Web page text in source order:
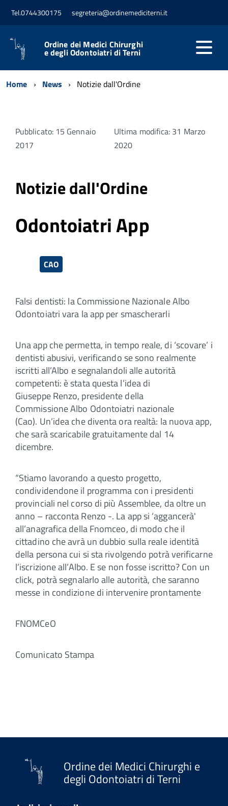
Tel.0744300175 segreteria@ordinemediciterni.it
Ordine dei Medici Chirurghi
e degli Odontoiatri di Terni
Home News Notizie dall'Ordine
Pubblicato: 15 Gennaio
2017
Ultima modifica: 31 Marzo
2020
Notizie dall'Ordine
Odontoiatri App
CAO
Falsi dentisti: la Commissione Nazionale Albo
Odontoiatri vara la app per smascherarli
Una app che permetta, in tempo reale, di ‘scovare’ i
dentisti abusivi, verificando se sono realmente
iscritti all’Albo e segnalandoli alle autorità
competenti: è stata questa l’idea di
Giuseppe Renzo, presidente della
Commissione Albo Odontoiatri nazionale
(Cao). Un’idea che diventa ora realtà: la nuova app,
che sarà scaricabile gratuitamente dal 14
dicembre.
“Stiamo lavorando a questo progetto,
condividendone il programma con i presidenti
provinciali nel corso di più Assemblee, da oltre un
anno – racconta Renzo -. La app si ‘aggancerà'
all’anagrafica della Fnomceo, di modo che il
cittadino che avrà un dubbio sulla reale identità
della persona cui si sta rivolgendo potrà verificarne
l’iscrizione all’Albo. E se non fosse iscritto? Con un
click, potrà segnalarlo alle autorità, che saranno
messe in condizione di intervenire prontamente
FNOMCeO
Comunicato Stampa
Ordine dei Medici Chirurghi e
degli Odontoiatri di Terni